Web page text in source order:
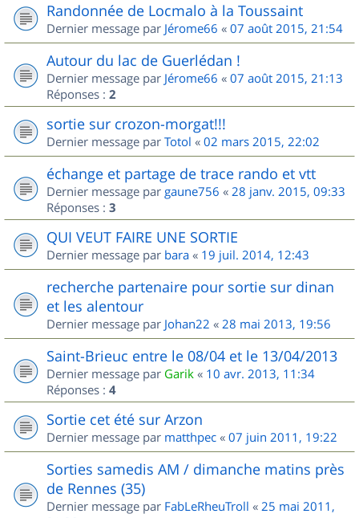
Randonnée de Locmalo à la Toussaint
Dernier message par Jérome66 « 07 août 2015, 21:54
Autour du lac de Guerlédan !
Dernier message par Jérome66 « 07 août 2015, 21:13
Réponses : 2
sortie sur crozon-morgat!!!
Dernier message par Totol « 02 mars 2015, 22:02
échange et partage de trace rando et vtt
Dernier message par gaune756 « 28 janv. 2015, 09:33
Réponses : 3
QUI VEUT FAIRE UNE SORTIE
Dernier message par bara « 19 juil. 2014, 12:43
recherche partenaire pour sortie sur dinan
et les alentour
Dernier message par Johan22 « 28 mai 2013, 19:56
Saint-Brieuc entre le 08/04 et le 13/04/2013
Dernier message par Garik « 10 avr. 2013, 11:34
Réponses : 4
Sortie cet été sur Arzon
Dernier message par matthpec « 07 juin 2011, 19:22
Sorties samedis AM / dimanche matins près
de Rennes (35)
Dernier message par FabLeRheuTroll « 25 mai 2011,